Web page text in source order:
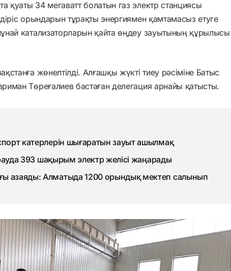
қуаты 34 мегаватт болатын газ электр станциясы
орындарын тұрақты энергиямен қамтамасыз етуге
катализаторларын қайта өңдеу зауытының құрылысы
жөнелтілді. Алғашқы жүкті тиеу рәсіміне Батыс
Төреғалиев бастаған делегация арнайы қатысты.
катерлерін шығаратын зауыт ашылмақ
393 шақырым электр желісі жаңарады
азаяды: Алматыда 1200 орындық мектеп салынып